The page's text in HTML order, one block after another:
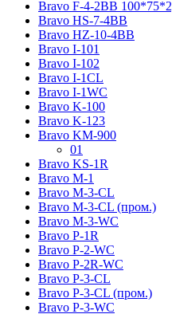
Bravo F-4-2BB
Bravo HS-7-4BB
Bravo HZ-10-4BB
Bravo I-101
Bravo I-102
Bravo I-1CL
Bravo I-1WC
Bravo K-100
Bravo K-123
Bravo KM-900
01
Bravo KS-1R
Bravo M-1
Bravo M-3-CL
Bravo M-3-CL (пром.)
Bravo M-3-WC
Bravo P-1R
Bravo P-2-WC
Bravo P-2R-WC
Bravo P-3-CL
Bravo P-3-CL (пром.)
Bravo P-3-WC